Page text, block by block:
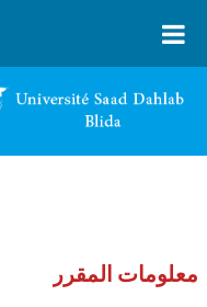
معلومات المقرر